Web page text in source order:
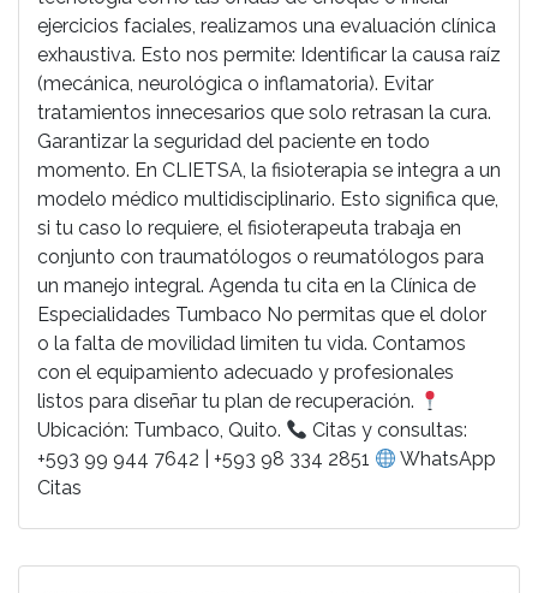
ejercicios faciales, realizamos una evaluación clínica
exhaustiva. Esto nos permite: Identificar la causa raíz
(mecánica, neurológica o inflamatoria). Evitar
tratamientos innecesarios que solo retrasan la cura.
Garantizar la seguridad del paciente en todo
momento. En CLIETSA, la fisioterapia se integra a un
modelo médico multidisciplinario. Esto significa que,
si tu caso lo requiere, el fisioterapeuta trabaja en
conjunto con traumatólogos o reumatólogos para
un manejo integral. Agenda tu cita en la Clínica de
Especialidades Tumbaco No permitas que el dolor
o la falta de movilidad limiten tu vida. Contamos
con el equipamiento adecuado y profesionales
listos para diseñar tu plan de recuperación.
Ubicación: Tumbaco, Quito.
Citas y consultas:
+593 99 944 7642 | +593 98 334 2851
WhatsApp
Citas